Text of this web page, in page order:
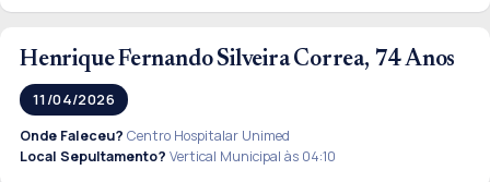
Henrique Fernando Silveira Correa, 74 Anos
11/04/2026
Onde Faleceu? Centro Hospitalar Unimed
Local Sepultamento? Vertical Municipal às 04:10